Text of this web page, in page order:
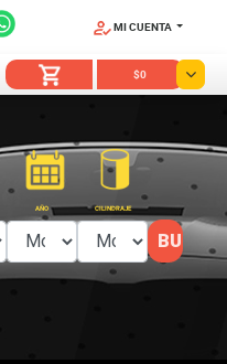
MI CUENTA
$0
AÑO CILINDRAJE